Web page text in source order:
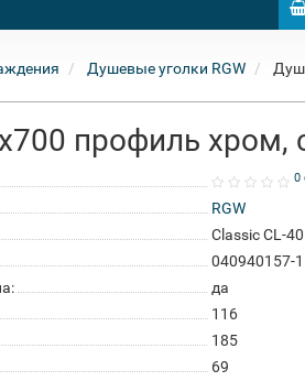
Душевые уголки RGW
профиль хром,
0
RGW
Classic CL-40
040940157-
да
116
185
69